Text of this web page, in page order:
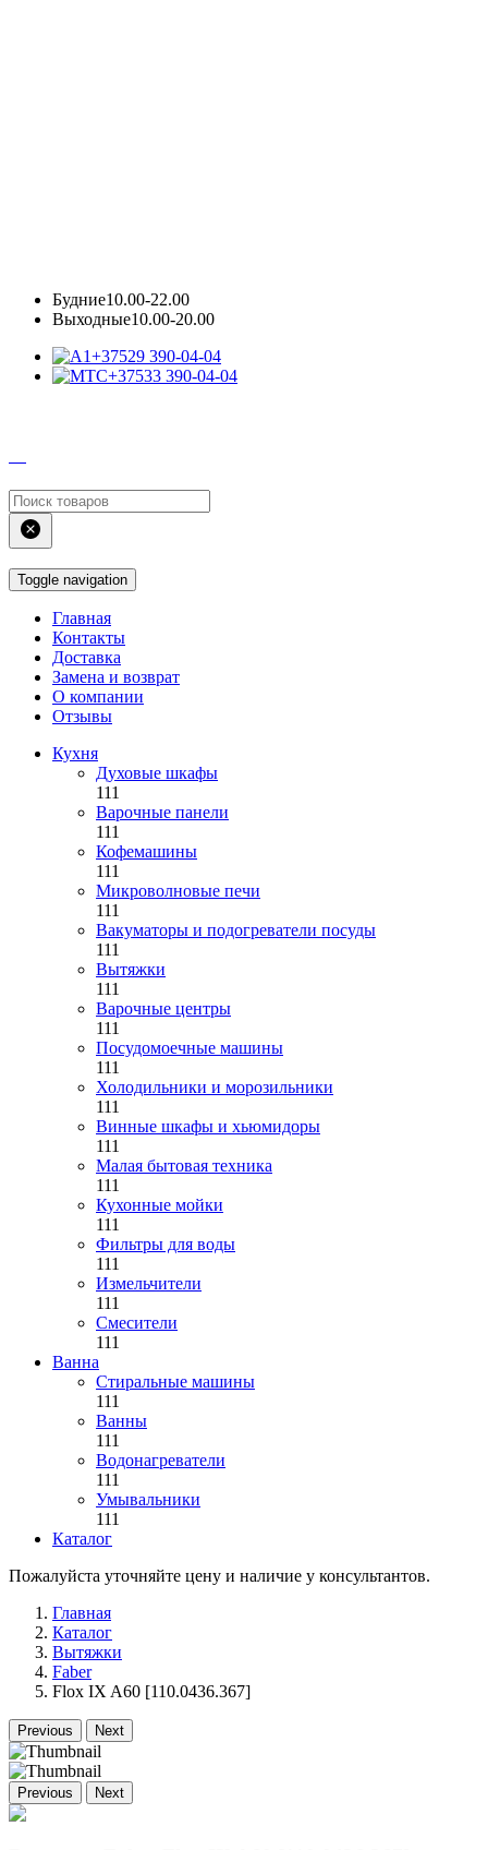
Будние10.00-22.00
Выходные10.00-20.00
+37529 390-04-04
+37533 390-04-04
Toggle navigation
Главная
Контакты
Доставка
Замена и возврат
О компании
Отзывы
Кухня
Духовые шкафы
111
Варочные панели
111
Кофемашины
111
Микроволновые печи
111
Вакуматоры и подогреватели посуды
111
Вытяжки
111
Варочные центры
111
Посудомоечные машины
111
Холодильники и морозильники
111
Винные шкафы и хьюмидоры
111
Малая бытовая техника
111
Кухонные мойки
111
Фильтры для воды
111
Измельчители
111
Смесители
111
Ванна
Стиральные машины
111
Ванны
111
Водонагреватели
111
Умывальники
111
Каталог
Пожалуйста уточняйте цену и наличие у консультантов.
Главная
Каталог
Вытяжки
Faber
Flox IX A60 [110.0436.367]
Previous Next
Previous Next